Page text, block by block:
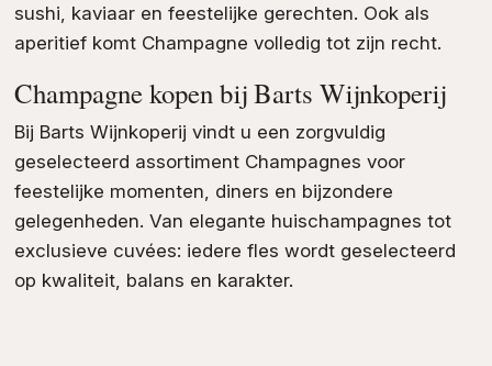
sushi, kaviaar en feestelijke gerechten. Ook als
aperitief komt Champagne volledig tot zijn recht.
Champagne kopen bij Barts Wijnkoperij
Bij Barts Wijnkoperij vindt u een zorgvuldig
geselecteerd assortiment Champagnes voor
feestelijke momenten, diners en bijzondere
gelegenheden. Van elegante huischampagnes tot
exclusieve cuvées: iedere fles wordt geselecteerd
op kwaliteit, balans en karakter.